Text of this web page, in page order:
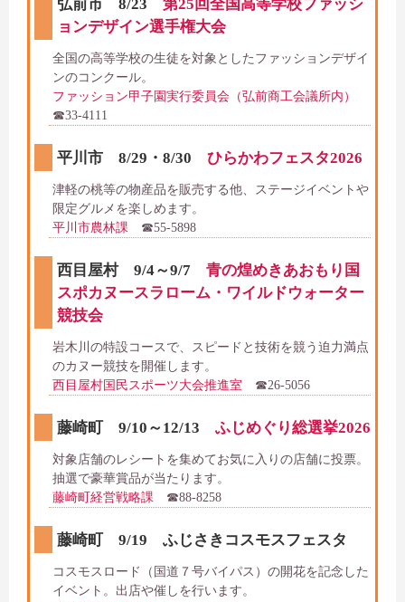
弘前市 8/23 第25回全国高等学校ファッシ
ョンデザイン選手権大会
全国の高等学校の生徒を対象としたファッションデザイ
ンのコンクール。
ファッション甲子園実行委員会（弘前商工会議所内）
☎33-4111
平川市 8/29・8/30 ひらかわフェスタ2026
津軽の桃等の物産品を販売する他、ステージイベントや
限定グルメを楽しめます。
平川市農林課 ☎55-5898
西目屋村 9/4～9/7 青の煌めきあおもり国
スポカヌースラローム・ワイルドウォーター
競技会
岩木川の特設コースで、スピードと技術を競う迫力満点
のカヌー競技を開催します。
西目屋村国民スポーツ大会推進室 ☎26-5056
藤崎町 9/10～12/13 ふじめぐり総選挙2026
対象店舗のレシートを集めてお気に入りの店舗に投票。
抽選で豪華賞品が当たります。
藤崎町経営戦略課 ☎88-8258
藤崎町 9/19 ふじさきコスモスフェスタ
コスモスロード（国道７号バイパス）の開花を記念した
イベント。出店や催しを行います。